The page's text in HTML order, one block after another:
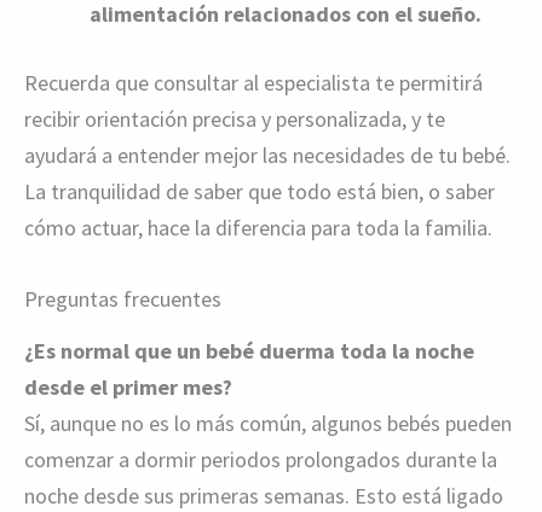
alimentación relacionados con el sueño.
Recuerda que consultar al especialista te permitirá
recibir orientación precisa y personalizada, y te
ayudará a entender mejor las necesidades de tu bebé.
La tranquilidad de saber que todo está bien, o saber
cómo actuar, hace la diferencia para toda la familia.
Preguntas frecuentes
¿Es normal que un bebé duerma toda la noche
desde el primer mes?
Sí, aunque no es lo más común, algunos bebés pueden
comenzar a dormir periodos prolongados durante la
noche desde sus primeras semanas. Esto está ligado